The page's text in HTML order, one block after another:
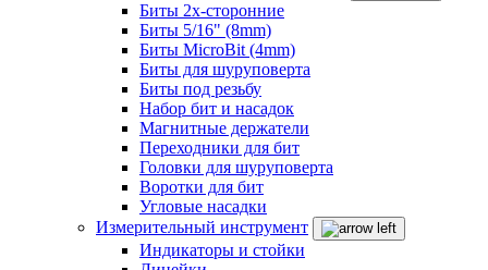
Биты 2х-сторонние
Биты 5/16" (8mm)
Биты MicroBit (4mm)
Биты для шуруповерта
Биты под резьбу
Набор бит и насадок
Магнитные держатели
Переходники для бит
Головки для шуруповерта
Воротки для бит
Угловые насадки
Измерительный инструмент
Индикаторы и стойки